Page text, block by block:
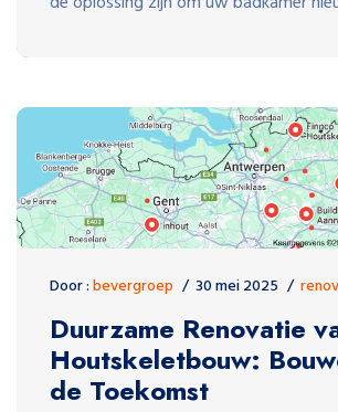
Door :bevergroep 30 mei 2025
Duurzame Renovatie
Houtskeletbouw:
de Toekomst